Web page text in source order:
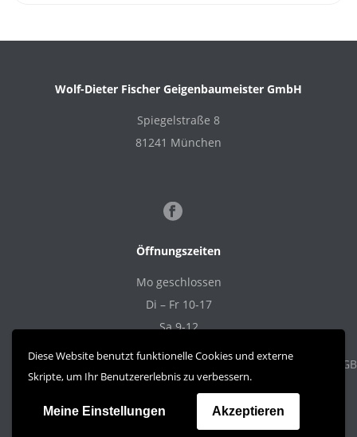
Diese Website benutzt funktionelle Cookies und externe
Skripte, um Ihr Benutzererlebnis zu verbessern.
Meine Einstellungen Akzeptieren
Wolf-Dieter Fischer Geigenbaumeister GmbH
Spiegelstraße 8
81241 München
Öffnungszeiten
Mo geschlossen
Di – Fr 10-17
Sa 9-12
Datenschutz Zahlung und Versand Widerrufsrecht
AGB
Kontakt
Copyright All Rights Reserved © 2021